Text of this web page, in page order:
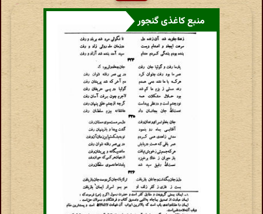
منبع کاغذی گنجور